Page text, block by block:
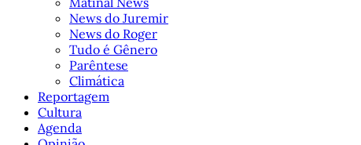
News do Juremir
News do Roger
Tudo é Gênero
Parêntese
Climática
Reportagem
Cultura
Agenda